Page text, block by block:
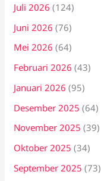
Juli 2026 (124)
Juni 2026 (76)
Mei 2026 (64)
Februari 2026 (43)
Januari 2026 (95)
Desember 2025 (64)
November 2025 (39)
Oktober 2025 (34)
September 2025 (73)